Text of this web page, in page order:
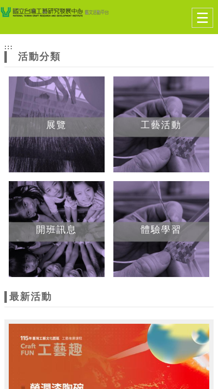
網
站
主
題
跳到主要內容
網站導覽
:::
活動分類
展覽 工藝活動
開班訊息 體驗學習
最新活動